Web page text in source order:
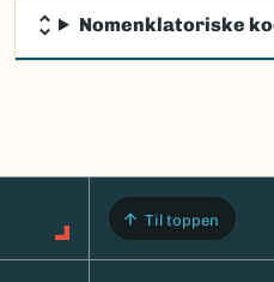
Nomenklatoriske
Til toppen